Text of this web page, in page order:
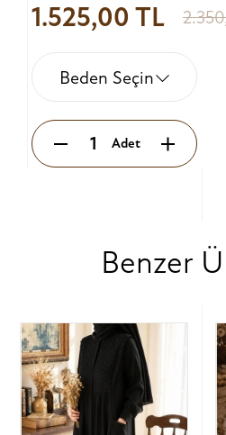
1.525,00 TL
Beden Seçin
Adet
Benzer